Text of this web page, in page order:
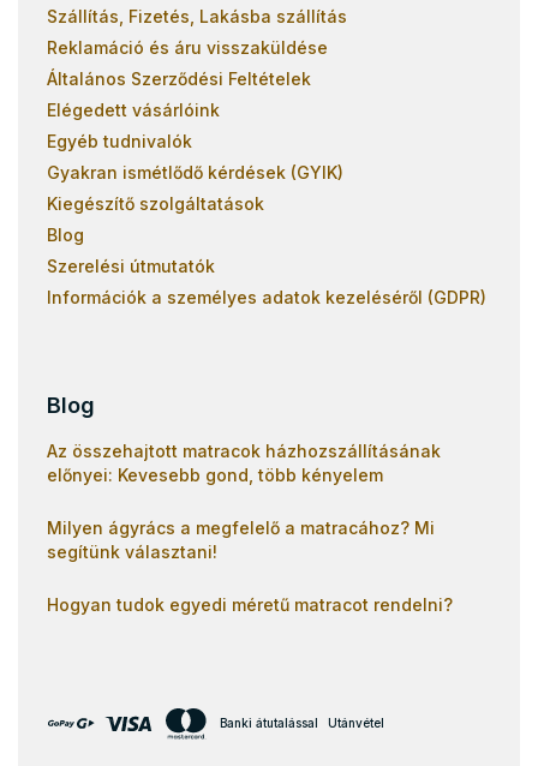
Szállítás, Fizetés, Lakásba szállítás
Reklamáció és áru visszaküldése
Általános Szerződési Feltételek
Elégedett vásárlóink
Egyéb tudnivalók
Gyakran ismétlődő kérdések (GYIK)
Kiegészítő szolgáltatások
Blog
Szerelési útmutatók
Információk a személyes adatok kezeléséről (GDPR)
Blog
Az összehajtott matracok házhozszállításának
előnyei: Kevesebb gond, több kényelem
Milyen ágyrács a megfelelő a matracához? Mi
segítünk választani!
Hogyan tudok egyedi méretű matracot rendelni?
Banki átutalással Utánvétel